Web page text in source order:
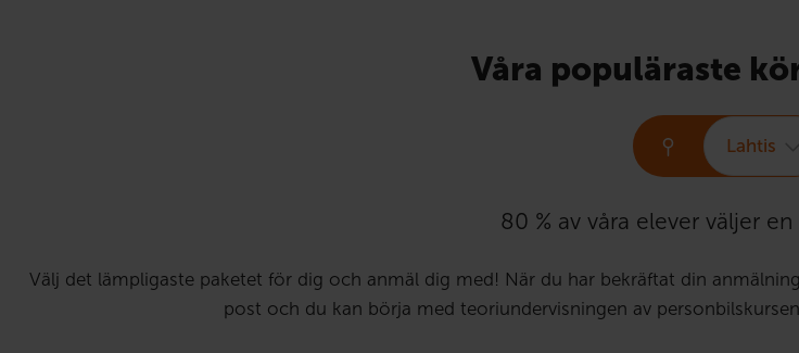
Våra populäraste
Lahtis
80 % av våra elever väljer en
Välj det lämpligaste paketet för dig och anmäl dig med! När du har bekräftat din
post och du kan börja med teoriundervisningen av